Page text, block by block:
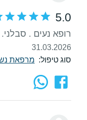
5.0
רופא נעים .
31.03.2026
סוג טיפול: מרפאת